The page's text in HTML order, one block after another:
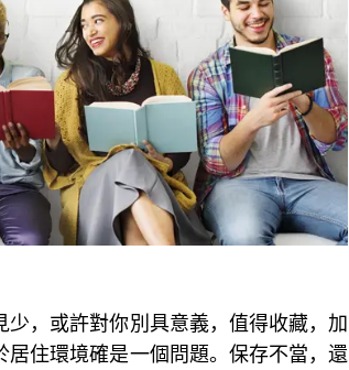
，或許對你別具意義，值得收藏，加
居住環境確是一個問題。保存不當，還